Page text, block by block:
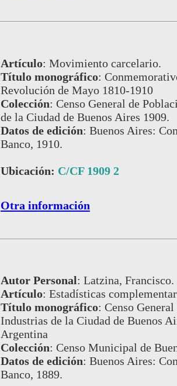
Artículo: Movimiento carcelario.
Título monográfico:
Revolución de Mayo 1810-1910
Colección: Censo General de
de la Ciudad de Buenos Aires 1909.
Datos de edición: Buenos Aires:
Banco, 1910.
Ubicación: C/CF 1909 2
Otra información
Autor Personal: Latzina, Francisco.
Artículo: Estadísticas
Título monográfico: Censo
Industrias de la Ciudad de Buenos
Argentina
Colección: Censo Municipal de
Datos de edición: Buenos Aires:
Banco, 1889.